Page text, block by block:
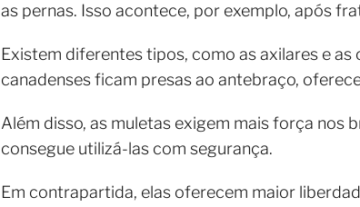
as pernas. Isso acontece, por exemplo, após
Existem diferentes tipos, como as axilares e
canadenses ficam presas ao antebraço,
Além disso, as muletas exigem mais força nos
consegue utilizá-las com segurança.
Em contrapartida, elas oferecem maior